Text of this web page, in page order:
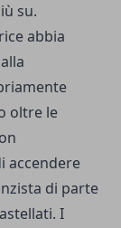
su.
abbia
oltre le
accendere
di parte
I